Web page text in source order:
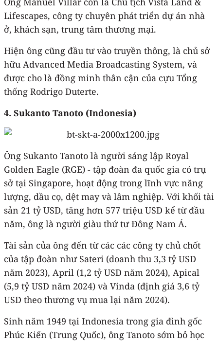
Lifescapes, công ty chuyên phát triển dự án nhà
ở, khách sạn, trung tâm thương mại.
Hiện ông cũng đầu tư vào truyền thông, là chủ sở
hữu Advanced Media Broadcasting System, và
được cho là đồng minh thân cận của cựu Tổng
thống Rodrigo Duterte.
4. Sukanto Tanoto (Indonesia)
Ông Sukanto Tanoto là người sáng lập Royal
Golden Eagle (RGE) - tập đoàn đa quốc gia có trụ
sở tại Singapore, hoạt động trong lĩnh vực năng
lượng, dầu cọ, dệt may và lâm nghiệp. Với khối tài
sản 21 tỷ USD, tăng hơn 577 triệu USD kể từ đầu
năm, ông là người giàu thứ tư Đông Nam Á.
Tài sản của ông đến từ các các công ty chủ chốt
của tập đoàn như Sateri (doanh thu 3,3 tỷ USD
năm 2023), April (1,2 tỷ USD năm 2024), Apical
(5,9 tỷ USD năm 2024) và Vinda (định giá 3,6 tỷ
USD theo thương vụ mua lại năm 2024).
Sinh năm 1949 tại Indonesia trong gia đình gốc
Phúc Kiến (Trung Quốc), ông Tanoto sớm bỏ học